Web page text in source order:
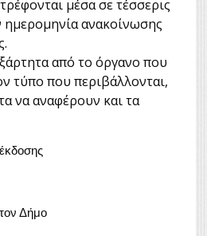
μέσα σε τέσσερις
ημερομηνία ανακοίνωσης
από το όργανο που
τύπο που περιβάλλονται,
να αναφέρουν και τα
Δήμο